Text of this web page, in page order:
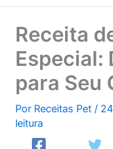
Receita
Especial:
para Seu
Por Receitas Pet/
leitura